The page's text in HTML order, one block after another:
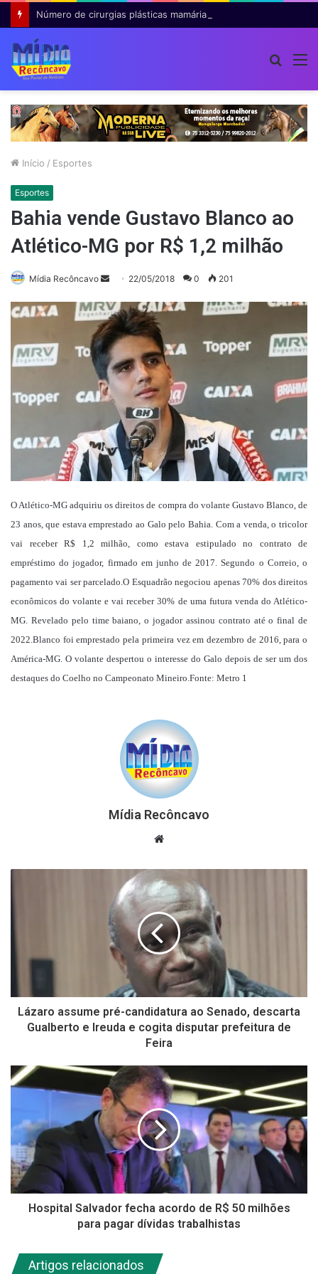
Início / Esportes
Esportes
Bahia vende Gustavo Blanco ao
Atlético-MG por R$ 1,2 milhão
Mídia Recôncavo
Mande
e-
mail
22/05/2018 0 201
O Atlético-MG adquiriu os direitos de compra do volante Gustavo Blanco, de
23 anos, que estava emprestado ao Galo pelo Bahia. Com a venda, o tricolor
vai receber R$ 1,2 milhão, como estava estipulado no contrato de
empréstimo do jogador, firmado em junho de 2017. Segundo o Correio, o
pagamento vai ser parcelado.O Esquadrão negociou apenas 70% dos direitos
econômicos do volante e vai receber 30% de uma futura venda do Atlético-
MG. Revelado pelo time baiano, o jogador assinou contrato até o final de
2022.Blanco foi emprestado pela primeira vez em dezembro de 2016, para o
América-MG. O volante despertou o interesse do Galo depois de ser um dos
destaques do Coelho no Campeonato Mineiro.Fonte: Metro 1
Mídia Recôncavo
Website
Lázaro assume pré-candidatura ao Senado, descarta
Gualberto e Ireuda e cogita disputar prefeitura de
Feira
Hospital Salvador fecha acordo de R$ 50 milhões
para pagar dívidas trabalhistas
Artigos relacionados